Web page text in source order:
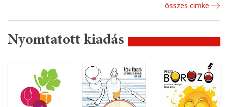
összes cimke
Nyomtatott kiadás